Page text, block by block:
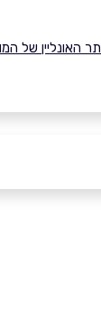
האונליין של